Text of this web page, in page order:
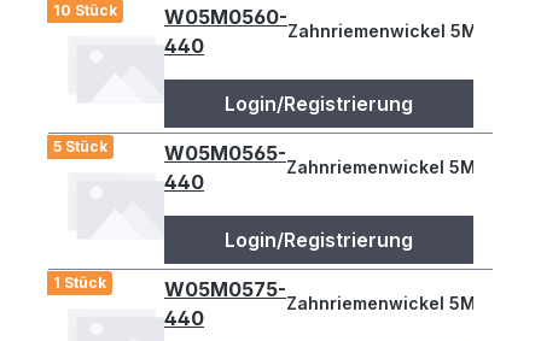
10 Stück
W05M0560-
440
Zahnriemenwickel 5M 560
Login/Registrierung
5 Stück
W05M0565-
440
Zahnriemenwickel 5M 565
Login/Registrierung
1 Stück
W05M0575-
440
Zahnriemenwickel 5M 575